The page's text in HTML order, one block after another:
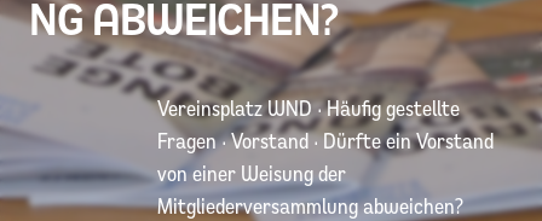
NG ABWEICHEN?
Vereinsplatz WND·Häufig gestellte
Fragen·Vorstand·Dürfte ein Vorstand
von einer Weisung der
Mitgliederversammlung abweichen?